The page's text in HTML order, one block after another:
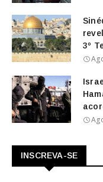
3º
INSCREVA-SE